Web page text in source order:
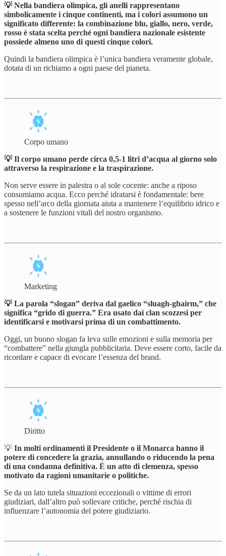
💡 Nella bandiera olimpica, gli anelli rappresentano
simbolicamente i cinque continenti, ma i colori assumono un
significato differente: la combinazione blu, giallo, nero, verde,
rosso è stata scelta perché ogni bandiera nazionale esistente
possiede almeno uno di questi cinque colori.
Quindi la bandiera olimpica è l’unica bandiera veramente globale,
dotata di un richiamo a ogni paese del pianeta.
Corpo umano
💡 Il corpo umano perde circa 0,5-1 litri d’acqua al giorno solo
attraverso la respirazione e la traspirazione.
Non serve essere in palestra o al sole cocente: anche a riposo
consumiamo acqua. Ecco perché idratarsi è fondamentale: bere
spesso nell’arco della giornata aiuta a mantenere l’equilibrio idrico e
a sostenere le funzioni vitali del nostro organismo.
Marketing
💡 La parola “slogan” deriva dal gaelico “sluagh-ghairm,” che
significa “grido di guerra.” Era usato dai clan scozzesi per
identificarsi e motivarsi prima di un combattimento.
Oggi, un buono slogan fa leva sulle emozioni e sulla memoria per
“combattere” nella giungla pubblicitaria. Deve essere corto, facile da
ricordare e capace di evocare l’essenza del brand.
Diritto
💡 In molti ordinamenti il Presidente o il Monarca hanno il
potere di concedere la grazia, annullando o riducendo la pena
di una condanna definitiva. È un atto di clemenza, spesso
motivato da ragioni umanitarie o politiche.
Se da un lato tutela situazioni eccezionali o vittime di errori
giudiziari, dall’altro può sollevare critiche, perché rischia di
influenzare l’autonomia del potere giudiziario.